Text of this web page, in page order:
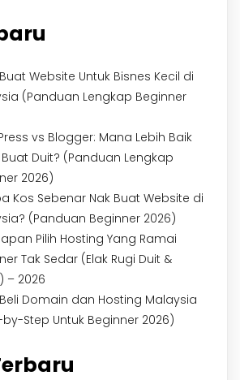
Website Untuk Bisnes Kecil di
(Panduan Lengkap Beginner
vs Blogger: Mana Lebih Baik
Buat Duit? (Panduan Lengkap
2026)
Kos Sebenar Nak Buat Website di
(Panduan Beginner 2026)
Pilih Hosting Yang Ramai
Tak Sedar (Elak Rugi Duit &
– 2026
Domain dan Hosting Malaysia
Step Untuk Beginner 2026)